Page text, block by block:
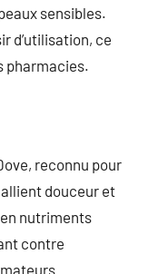
sensibles.
d’utilisation, ce
pharmacies.
reconnu pour
douceur et
nutriments
contre